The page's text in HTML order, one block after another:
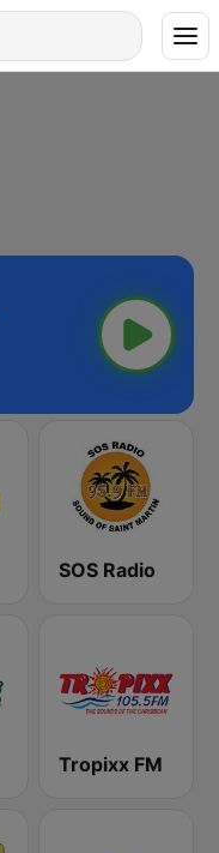
SOS Radio
Tropixx FM